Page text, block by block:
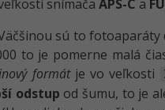
snímača APS-C a
sú to fotoaparáty
to je pomerne malá
formátje vo veľkosti
odstup od šumu, to je